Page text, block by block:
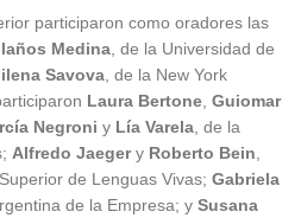
participaron como oradores las
Medina , de la Universidad de
Savova , de la New York
Laura Bertone Guiomar
Negroni y Lía Varela , de la
Alfredo Jaegery Roberto Bein
de Lenguas Vivas; Gabriela
de la Empresa; y Susana